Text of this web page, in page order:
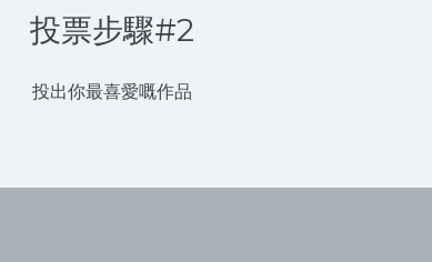
投票步驟#2
投出你最喜愛嘅作品